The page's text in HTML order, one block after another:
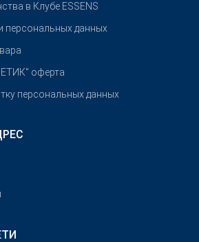
в Клубе ESSENS
персональных данных
оферта
персональных данных